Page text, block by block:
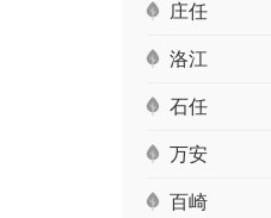
庄任
洛江
石任
万安
百崎